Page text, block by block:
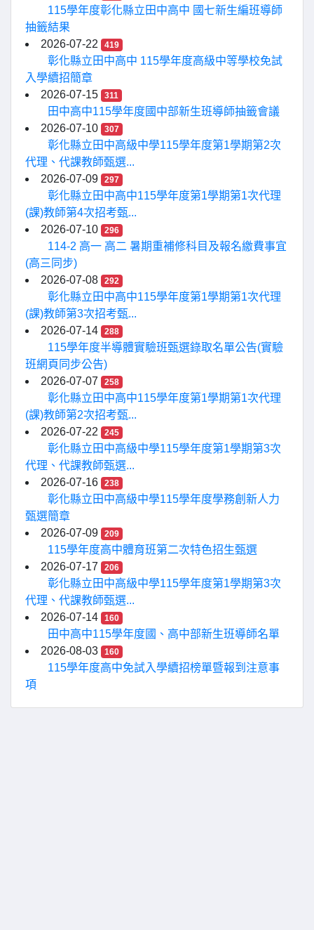
115學年度彰化縣立田中高中 國七新生編班導師
抽籤結果
2026-07-22
419
彰化縣立田中高中 115學年度高級中等學校免試
入學續招簡章
2026-07-15
311
田中高中115學年度國中部新生班導師抽籤會議
2026-07-10
307
彰化縣立田中高級中學115學年度第1學期第2次
代理、代課教師甄選...
2026-07-09
297
彰化縣立田中高中115學年度第1學期第1次代理
(課)教師第4次招考甄...
2026-07-10
296
114-2 高一 高二 暑期重補修科目及報名繳費事宜
(高三同步)
2026-07-08
292
彰化縣立田中高中115學年度第1學期第1次代理
(課)教師第3次招考甄...
2026-07-14
288
115學年度半導體實驗班甄選錄取名單公告(實驗
班網頁同步公告)
2026-07-07
258
彰化縣立田中高中115學年度第1學期第1次代理
(課)教師第2次招考甄...
2026-07-22
245
彰化縣立田中高級中學115學年度第1學期第3次
代理、代課教師甄選...
2026-07-16
238
彰化縣立田中高級中學115學年度學務創新人力
甄選簡章
2026-07-09
209
115學年度高中體育班第二次特色招生甄選
2026-07-17
206
彰化縣立田中高級中學115學年度第1學期第3次
代理、代課教師甄選...
2026-07-14
160
田中高中115學年度國、高中部新生班導師名單
2026-08-03
160
115學年度高中免試入學續招榜單暨報到注意事
項